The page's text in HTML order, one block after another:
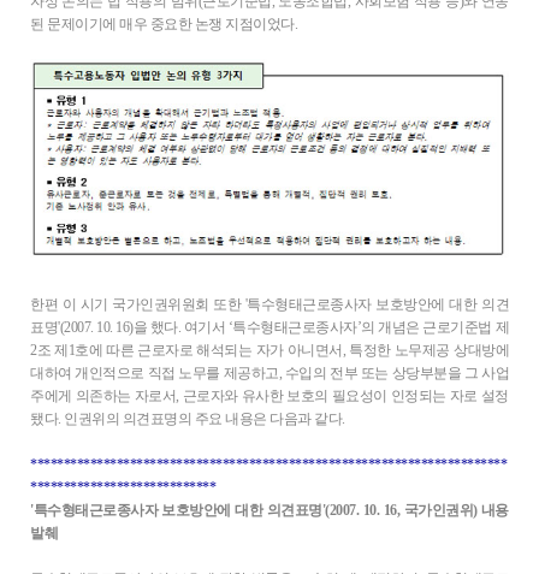
된 문제이기에 매우 중요한 논쟁 지점이었다.
한편 이 시기 국가인권위원회 또한 '특수형태근로종사자 보호방안에 대한 의견
표명'(2007. 10. 16)을 했다. 여기서 ‘특수형태근로종사자’의 개념은 근로기준법 제
2조 제1호에 따른 근로자로 해석되는 자가 아니면서, 특정한 노무제공 상대방에
대하여 개인적으로 직접 노무를 제공하고, 수입의 전부 또는 상당부분을 그 사업
주에게 의존하는 자로서, 근로자와 유사한 보호의 필요성이 인정되는 자로 설정
됐다. 인권위의 의견표명의 주요 내용은 다음과 같다.
************************************************************************
****************************
'특수형태근로종사자 보호방안에 대한 의견표명'(2007. 10. 16, 국가인권위) 내용
발췌